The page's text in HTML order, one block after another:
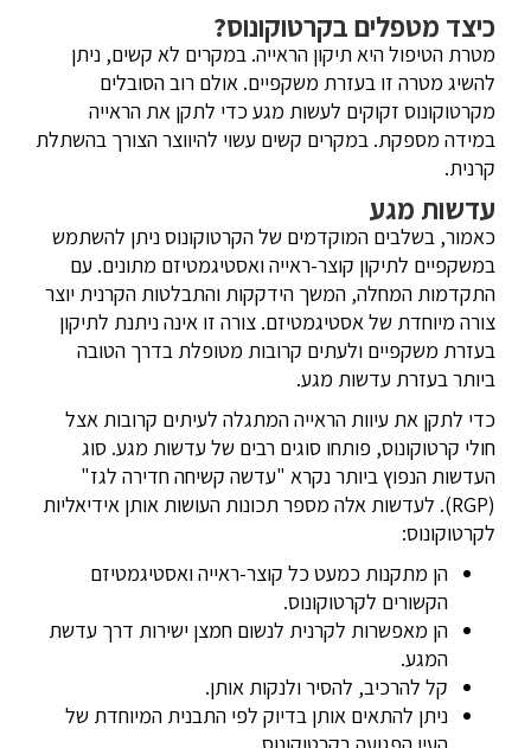
כיצד מטפלים בקרטוקונוס?
מטרת הטיפול היא תיקון הראייה. במקרים לא קשים, ניתן
להשיג מטרה זו בעזרת משקפיים. אולם רוב הסובלים
מקרטוקונוס זקוקים לעשות מגע כדי לתקן את הראייה
במידה מספקת. במקרים קשים עשוי להיווצר הצורך בהשתלת
קרנית.
עדשות מגע
כאמור, בשלבים המוקדמים של הקרטוקונוס ניתן להשתמש
במשקפיים לתיקון קוצר-ראייה ואסטיגמטיזם מתונים. עם
התקדמות המחלה, המשך הידקקות והתבלטות הקרנית יוצר
צורה מיוחדת של אסטיגמטיזם. צורה זו אינה ניתנת לתיקון
בעזרת משקפיים ולעתים קרובות מטופלת בדרך הטובה
ביותר בעזרת עדשות מגע.
כדי לתקן את עיוות הראייה המתגלה לעיתים קרובות אצל
חולי קרטוקונוס, פותחו סוגים רבים של עדשות מגע. סוג
העדשות הנפוץ ביותר נקרא "עדשה קשיחה חדירה לגז"
(RGP). לעדשות אלה מספר תכונות העושות אותן אידיאליות
לקרטוקונוס:
הן מתקנות כמעט כל קוצר-ראייה ואסטיגמטיזם
הקשורים לקרטוקונוס.
הן מאפשרות לקרנית לנשום חמצן ישירות דרך עדשת
המגע.
קל להרכיב, להסיר ולנקות אותן.
ניתן להתאים אותן בדיוק לפי התבנית המיוחדת של